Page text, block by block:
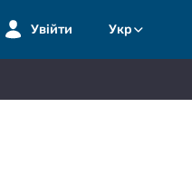
Увійти Укр